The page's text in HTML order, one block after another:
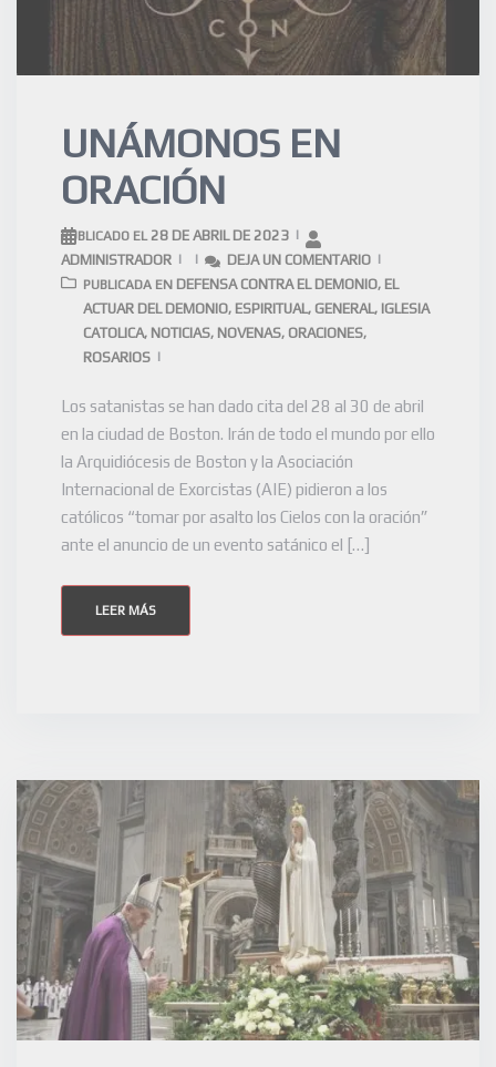
UNÁMONOS EN
ORACIÓN
PUBLICADO EL 28 DE ABRIL DE 2023
ADMINISTRADOR
DEJA UN COMENTARIO
PUBLICADA EN DEFENSA CONTRA EL DEMONIO, EL
ACTUAR DEL DEMONIO, ESPIRITUAL, GENERAL, IGLESIA
CATOLICA, NOTICIAS, NOVENAS, ORACIONES,
ROSARIOS
Los satanistas se han dado cita del 28 al 30 de abril
en la ciudad de Boston. Irán de todo el mundo por ello
la Arquidiócesis de Boston y la Asociación
Internacional de Exorcistas (AIE) pidieron a los
católicos “tomar por asalto los Cielos con la oración”
ante el anuncio de un evento satánico el […]
LEER MÁS